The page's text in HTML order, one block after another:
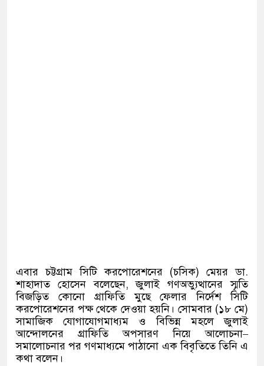
এবার চট্টগ্রাম সিটি করপোরেশনের (চসিক) মেয়র ডা.
শাহাদাত হোসেন বলেছেন,জুলাই গণঅভ্যুত্থানের স্মৃতি
বিজড়িত কোনো গ্রাফিতি মুছে ফেলার নির্দেশ সিটি
করপোরেশনের পক্ষ থেকে দেওয়া হয়নি। সোমবার(১৮ মে)
সামাজিক যোগাযোগমাধ্যম ও বিভিন্ন মহলে জুলাই
আন্দোলনের গ্রাফিতি অপসারণ নিয়ে আলোচনা–
সমালোচনার পর গণমাধ্যমে পাঠানো এক বিবৃতিতে তিনি এ
কথা বলেন।